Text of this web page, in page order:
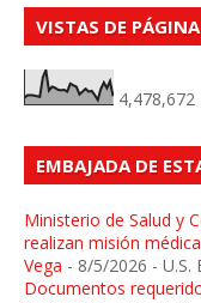
VISTAS DE
4,478,672
EMBAJADA DE
Ministerio de Salud y
realizan misión
Vega - 8/5/2026 - U.S.
Documentos